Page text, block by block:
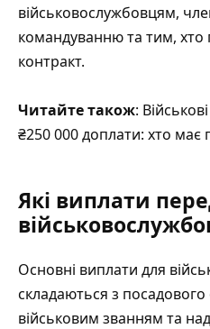
військовослужбовцям,
командуванню та тим, хто
контракт.
Читайте також:
₴250 000 доплати: хто має
Які виплати
Основні виплати для
складаються з посадового
військовим званням та